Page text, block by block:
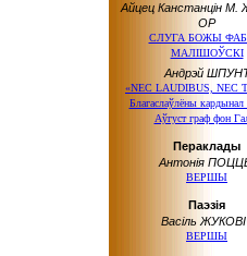
Айцец Канстанцін М.
OP
СЛУГА БОЖЫ
МАЛІШОЎСКІ
Андрэй
«NEC LAUDIBUS, NEC
Благаслаўлёны кардынал
Аўгуст граф фон
Пераклады
Антонія
ВЕРШЫ
Паэзія
Васіль
ВЕРШЫ